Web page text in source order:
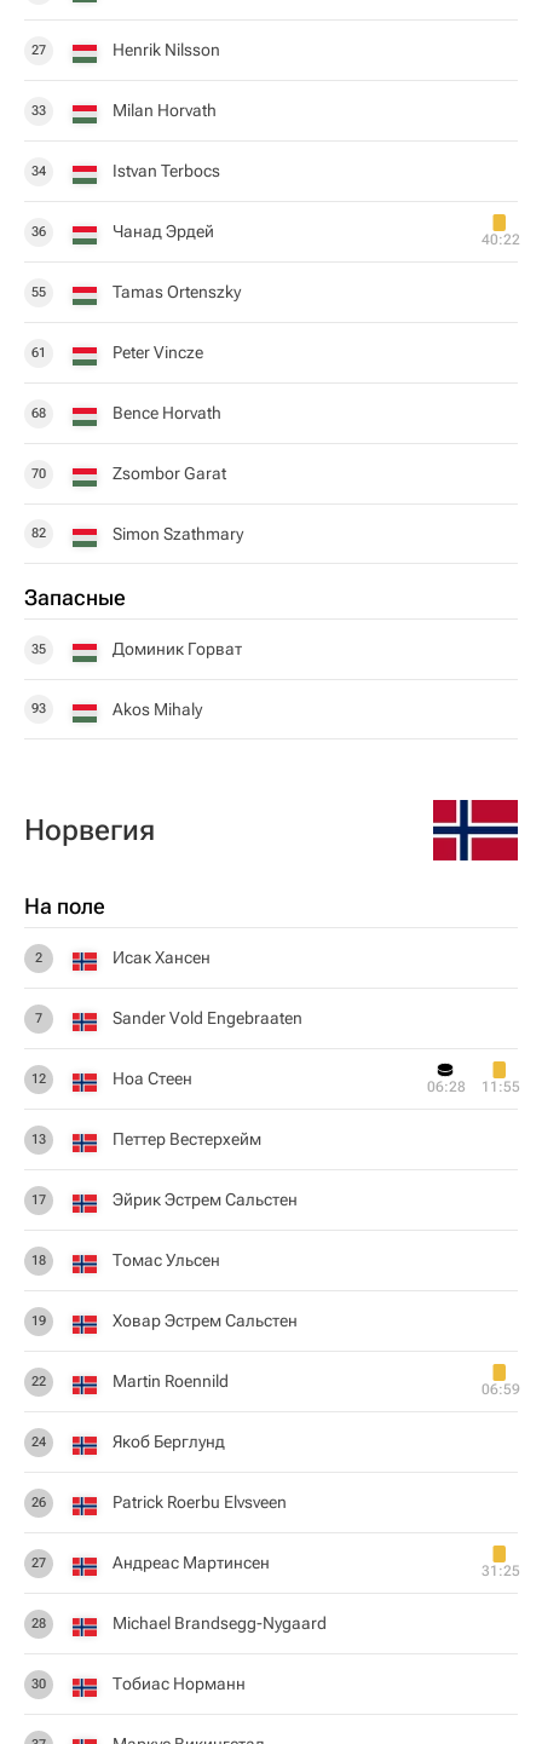
27 Henrik Nilsson
33 Milan Horvath
34 Istvan Terbocs
36 Чанад Эрдей 40:22
55 Tamas Ortenszky
61 Peter Vincze
68 Bence Horvath
70 Zsombor Garat
82 Simon Szathmary
Запасные
35 Доминик Горват
93 Akos Mihaly
Норвегия
На поле
2 Исак Хансен
7 Sander Vold Engebraaten
12 Ноа Стеен 06:28 11:55
13 Петтер Вестерхейм
17 Эйрик Эстрем Сальстен
18 Томас Ульсен
19 Ховар Эстрем Сальстен
22 Martin Roennild 06:59
24 Якоб Берглунд
26 Patrick Roerbu Elvsveen
27 Андреас Мартинсен 31:25
28 Michael Brandsegg-Nygaard
30 Тобиас Норманн